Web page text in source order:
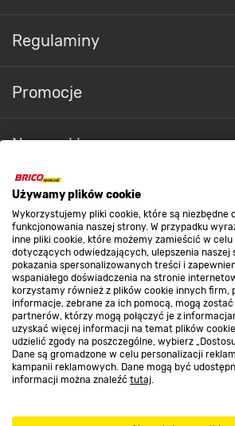
Używamy plików cookie
Wykorzystujemy pliki cookie, które są niezbędne
funkcjonowania naszej strony. W przypadku
inne pliki cookie, które możemy zamieścić w
dotyczących odwiedzających, ulepszenia
pokazania spersonalizowanych treści i
wspaniałego doświadczenia na stronie
korzystamy również z plików cookie innych firm,
informacje, zebrane za ich pomocą, mogą
partnerów, którzy mogą połączyć je z
uzyskać więcej informacji na temat plików
udzielić zgody na poszczególne, wybierz
Dane są gromadzone w celu personalizacji
kampanii reklamowych. Dane mogą być
informacji można znaleźć tutaj.
Regulaminy
Promocje
Nasze sklepy
O nas
Kontakt do sklepu
Strefa biznesu
Dołącz do nas